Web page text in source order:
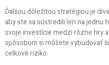
Ďalšou dôležitou stratégiou je
aby ste sa sústredili len na jednu
svoje investície medzi rôzne hry
spôsobom si môžete vybudovať
celkové riziko.